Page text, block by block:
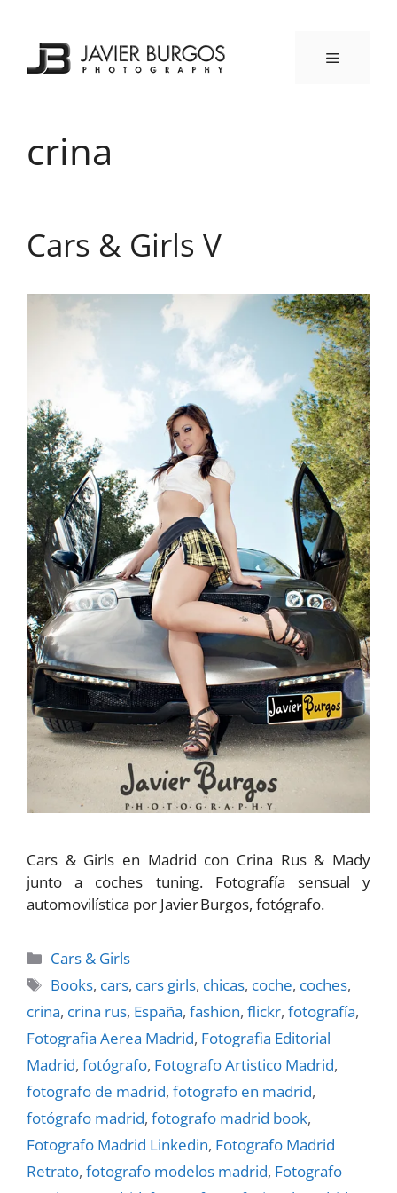
contenido
MENÚ
crina
Cars & Girls V
Cars & Girls en Madrid con Crina Rus & Mady
junto a coches tuning. Fotografía sensual y
automovilística por Javier Burgos, fotógrafo.
Categorías
Cars & Girls
Etiquetas
Books, cars, cars girls, chicas, coche, coches,
crina, crina rus, España, fashion, flickr, fotografí­a,
Fotografia Aerea Madrid, Fotografia Editorial
Madrid, fotógrafo, Fotografo Artistico Madrid,
fotografo de madrid, fotografo en madrid,
fotógrafo madrid, fotografo madrid book,
Fotografo Madrid Linkedin, Fotografo Madrid
Retrato, fotografo modelos madrid, Fotografo